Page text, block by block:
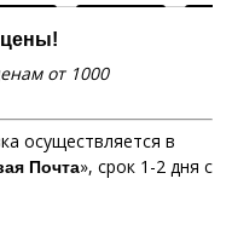
от 1000
осуществляется в
Почта», срок 1-2 дня с